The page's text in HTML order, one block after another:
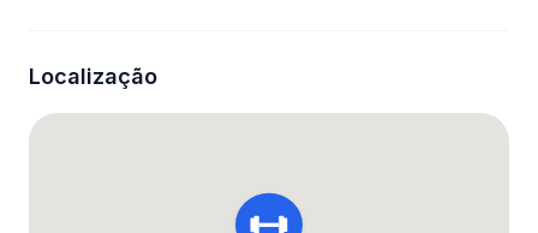
Localização